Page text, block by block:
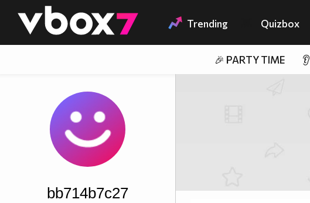
👾 Trending Quizbox
🎉 PARTY TIME
bb714b7c27